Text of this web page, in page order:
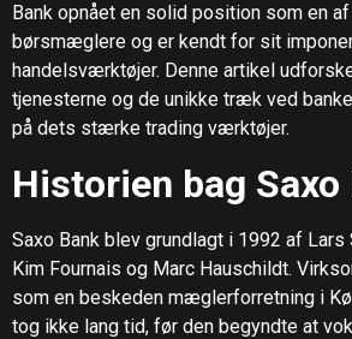
Bank opnået en solid position som en
børsmæglere og er kendt for sit
handelsværktøjer. Denne artikel
tjenesterne og de unikke træk ved
på dets stærke trading værktøjer.
Historien bag Saxo
Saxo Bank blev grundlagt i 1992 af Lars
Kim Fournais og Marc Hauschildt.
som en beskeden mæglerforretning i
tog ikke lang tid, før den begyndte at